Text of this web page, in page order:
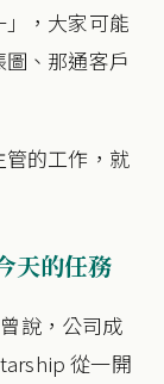
，大家可能
、那通客戶
的工作，就
天的任務
說，公司成
從一開